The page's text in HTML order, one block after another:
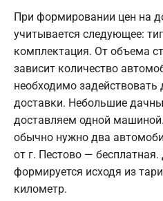
При формировании цен на
учитывается следующее:
комплектация. От объема
зависит количество
необходимо задействовать
доставки. Небольшие
доставляем одной
обычно нужно два
от г. Пестово —
формируется исходя из
километр.